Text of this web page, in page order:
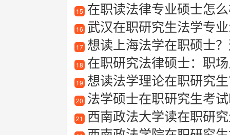
15 在职读法律专业硕士怎
16 武汉在职研究生法学专
17 想读上海法学在职硕士
18 在职研究法律硕士：职
19 想读法学理论在职研究生
20 法学硕士在职研究生考
21 西南政法大学读在职研